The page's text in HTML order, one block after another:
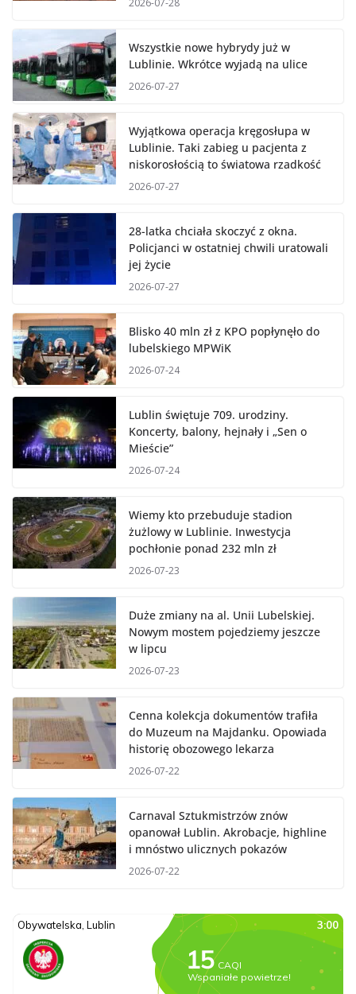
Wszystkie nowe hybrydy już w
Lublinie. Wkrótce wyjadą na ulice
2026-07-27
Wyjątkowa operacja kręgosłupa w
Lublinie. Taki zabieg u pacjenta z
niskorosłością to światowa rzadkość
2026-07-27
28-latka chciała skoczyć z okna.
Policjanci w ostatniej chwili uratowali
jej życie
2026-07-27
Blisko 40 mln zł z KPO popłynęło do
lubelskiego MPWiK
2026-07-24
Lublin świętuje 709. urodziny.
Koncerty, balony, hejnały i „Sen o
Mieście”
2026-07-24
Wiemy kto przebuduje stadion
żużlowy w Lublinie. Inwestycja
pochłonie ponad 232 mln zł
2026-07-23
Duże zmiany na al. Unii Lubelskiej.
Nowym mostem pojedziemy jeszcze
w lipcu
2026-07-23
Cenna kolekcja dokumentów trafiła
do Muzeum na Majdanku. Opowiada
historię obozowego lekarza
2026-07-22
Carnaval Sztukmistrzów znów
opanował Lublin. Akrobacje, highline
i mnóstwo ulicznych pokazów
2026-07-22